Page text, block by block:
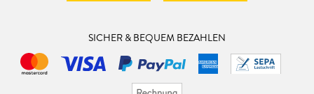
SICHER & BEQUEM BEZAHLEN